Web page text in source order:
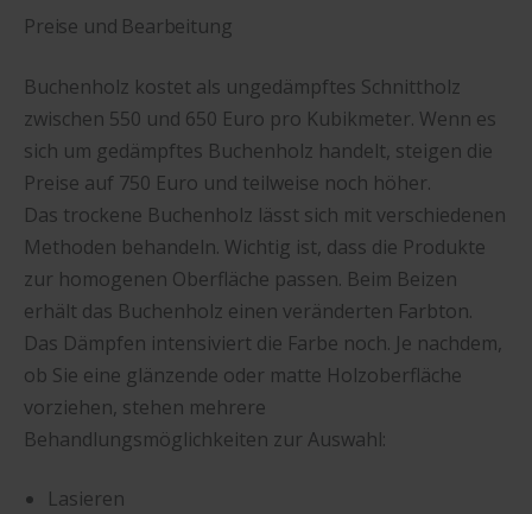
Preise und Bearbeitung
Buchenholz kostet als ungedämpftes Schnittholz
zwischen 550 und 650 Euro pro Kubikmeter. Wenn es
sich um gedämpftes Buchenholz handelt, steigen die
Preise auf 750 Euro und teilweise noch höher.
Das trockene Buchenholz lässt sich mit verschiedenen
Methoden behandeln. Wichtig ist, dass die Produkte
zur homogenen Oberfläche passen. Beim Beizen
erhält das Buchenholz einen veränderten Farbton.
Das Dämpfen intensiviert die Farbe noch. Je nachdem,
ob Sie eine glänzende oder matte Holzoberfläche
vorziehen, stehen mehrere
Behandlungsmöglichkeiten zur Auswahl:
Lasieren